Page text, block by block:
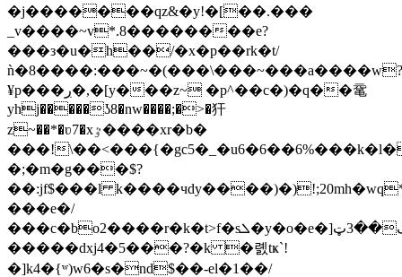
�j�������qz&�y!�[��.���
_v����~v*.8��������e?
���з�u�h��/�x�p��rk�t/
ǹ�8����:���~�(���\���~���a����w?
¥p���ڔ�,�[y���z~ �p^��c�)�q��鼋
yhj�����ʖ8�nw����;�>�犴
z~��*�ʋ7�xٷ����xr�b�
���!
�;�m�g���$?
��:jf$���l
���e�/
���c�bo2����r�k�t>f�sܠ�y�o�e�]ڡ��3ټ.@��cv.im?
�����dxj4�5���?�k �롌tҝ`!
�]k4�{ʷ)w6�s�nd$��-el�1��/